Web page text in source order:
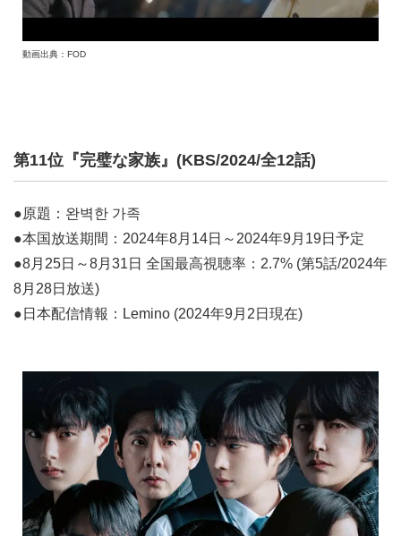
動画出典：FOD
第11位『完璧な家族』(KBS/2024/全12話)
●原題：완벽한 가족
●本国放送期間：2024年8月14日～2024年9月19日予定
●8月25日～8月31日 全国最高視聴率：2.7% (第5話/2024年
8月28日放送)
●日本配信情報：Lemino (2024年9月2日現在)